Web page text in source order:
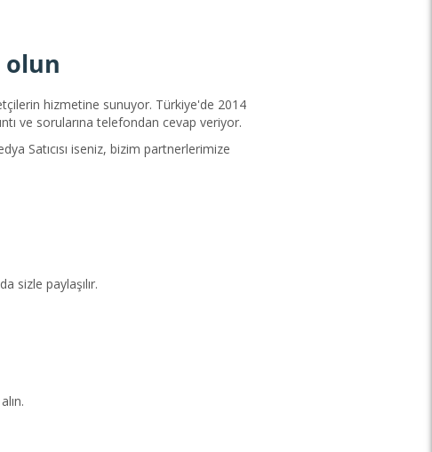
hizmetine sunuyor. Türkiye'de 2014
ve sorularına telefondan cevap veriyor.
Satıcısı iseniz, bizim partnerlerimize
sizle paylaşılır.
alın.